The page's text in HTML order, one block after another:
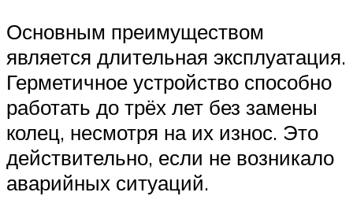
Основным преимуществом
является длительная эксплуатация.
Герметичное устройство способно
работать до трёх лет без замены
колец, несмотря на их износ. Это
действительно, если не возникало
аварийных ситуаций.